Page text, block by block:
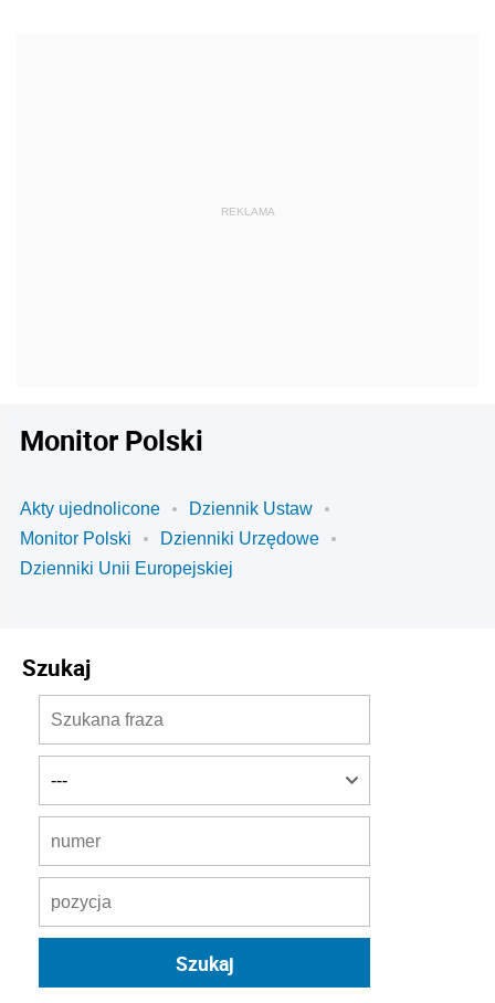
Monitor Polski
Akty ujednolicone
Dziennik Ustaw
Monitor Polski
Dzienniki Urzędowe
Dzienniki Unii Europejskiej
Szukaj